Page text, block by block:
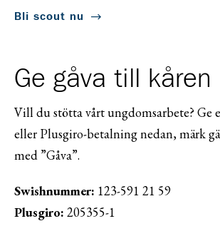
Bli scout nu
Ge gåva till kåren
Vill du stötta vårt ungdomsarbete? Ge
eller Plusgiro-betalning nedan, märk
med ”Gåva”.
Swishnummer: 123-591 21 59
Plusgiro: 205355-1